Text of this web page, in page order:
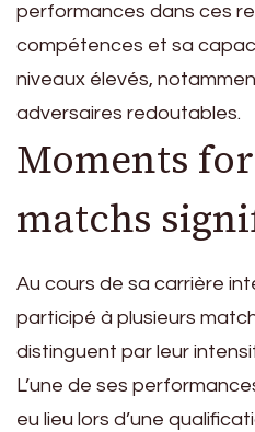
performances dans ces
compétences et sa
niveaux élevés,
adversaires redoutables.
Moments
matchs
Au cours de sa carrière
participé à plusieurs
distinguent par leur
L’une de ses
eu lieu lors d’une